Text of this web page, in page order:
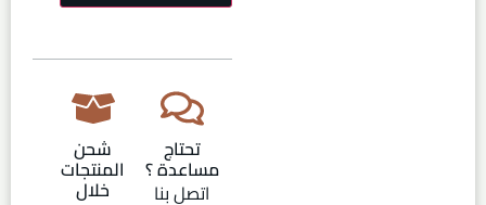
تحتاج
مساعدة ؟
اتصل بنا
شحن
المنتجات
خلال